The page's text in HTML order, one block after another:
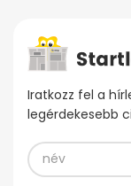
Iratkozz fel a
legérdekesebb